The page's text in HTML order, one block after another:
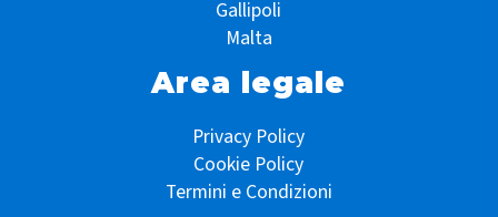
Gallipoli
Malta
Area legale
Privacy Policy
Cookie Policy
Termini e Condizioni